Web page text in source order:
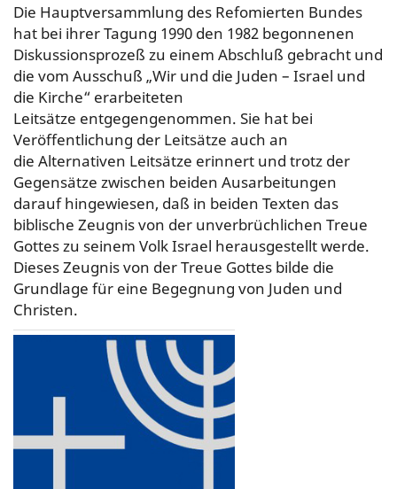
Die Hauptversammlung des Refomierten Bundes
hat bei ihrer Tagung 1990 den 1982 begonnenen
Diskussionsprozeß zu einem Abschluß gebracht und
die vom Ausschuß „Wir und die Juden – Israel und
die Kirche“ erarbeiteten
Leitsätze entgegengenommen. Sie hat bei
Veröffentlichung der Leitsätze auch an
die Alternativen Leitsätze erinnert und trotz der
Gegensätze zwischen beiden Ausarbeitungen
darauf hingewiesen, daß in beiden Texten das
biblische Zeugnis von der unverbrüchlichen Treue
Gottes zu seinem Volk Israel herausgestellt werde.
Dieses Zeugnis von der Treue Gottes bilde die
Grundlage für eine Begegnung von Juden und
Christen.